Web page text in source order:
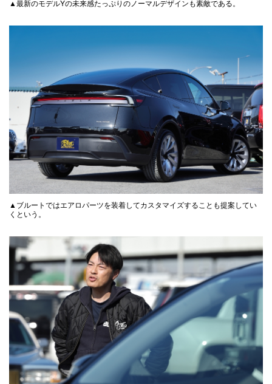
▲最新のモデルYの未来感たっぷりのノーマルデザインも素敵である。
▲ブルートではエアロパーツを装着してカスタマイズすることも提案してい
くという。